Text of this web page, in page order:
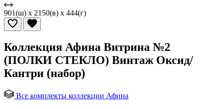
901(ш) x 2150(в) x 444(г)
Коллекция Афина Витрина №2
(ПОЛКИ СТЕКЛО) Винтаж Оксид/
Кантри (набор)
Все комплекты коллекции Афина